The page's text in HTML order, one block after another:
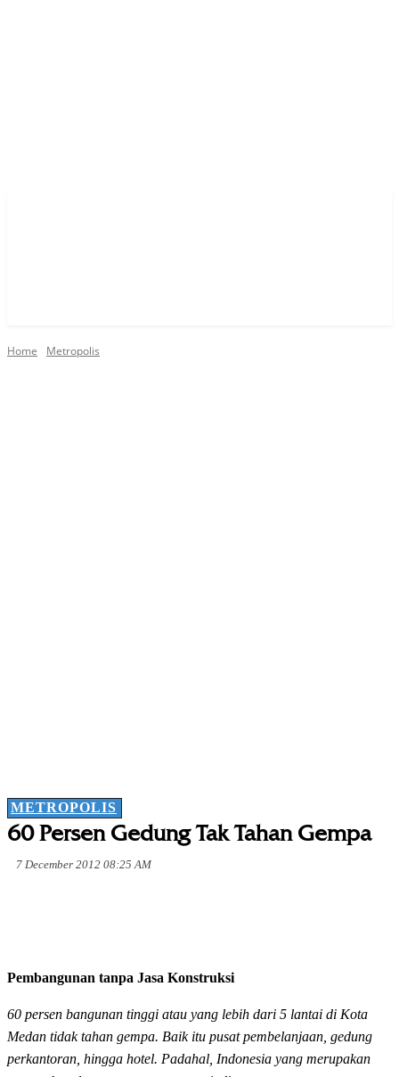
Home Metropolis
METROPOLIS
60 Persen Gedung Tak Tahan Gempa
7 December 2012 08:25 AM
Pembangunan tanpa Jasa Konstruksi
60 persen bangunan tinggi atau yang lebih dari 5 lantai di Kota
Medan tidak tahan gempa. Baik itu pusat pembelanjaan, gedung
perkantoran, hingga hotel. Padahal, Indonesia yang merupakan